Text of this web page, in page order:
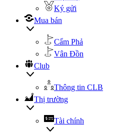
Ký gửi
Mua bán
Cẩm Phả
Vân Đồn
Club
Thông tin CLB
Thị trường
Tài chính